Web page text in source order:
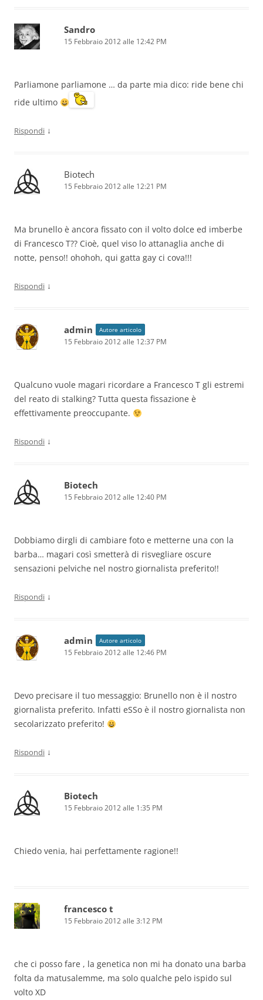
Sandro
15 Febbraio 2012 alle 12:42 PM
Parliamone parliamone … da parte mia dico: ride bene chi
ride ultimo
Rispondi ↓
Biotech
15 Febbraio 2012 alle 12:21 PM
Ma brunello è ancora fissato con il volto dolce ed imberbe
di Francesco T?? Cioè, quel viso lo attanaglia anche di
notte, penso!! ohohoh, qui gatta gay ci cova!!!
Rispondi ↓
admin Autore articolo
15 Febbraio 2012 alle 12:37 PM
Qualcuno vuole magari ricordare a Francesco T gli estremi
del reato di stalking? Tutta questa fissazione è
effettivamente preoccupante.
Rispondi ↓
Biotech
15 Febbraio 2012 alle 12:40 PM
Dobbiamo dirgli di cambiare foto e metterne una con la
barba… magari così smetterà di risvegliare oscure
sensazioni pelviche nel nostro giornalista preferito!!
Rispondi ↓
admin Autore articolo
15 Febbraio 2012 alle 12:46 PM
Devo precisare il tuo messaggio: Brunello non è il nostro
giornalista preferito. Infatti eSSo è il nostro giornalista non
secolarizzato preferito!
Rispondi ↓
Biotech
15 Febbraio 2012 alle 1:35 PM
Chiedo venia, hai perfettamente ragione!!
francesco t
15 Febbraio 2012 alle 3:12 PM
che ci posso fare , la genetica non mi ha donato una barba
folta da matusalemme, ma solo qualche pelo ispido sul
volto XD